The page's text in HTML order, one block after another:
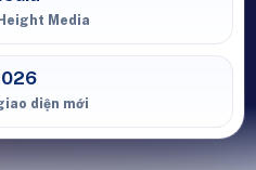
Media
diện mới